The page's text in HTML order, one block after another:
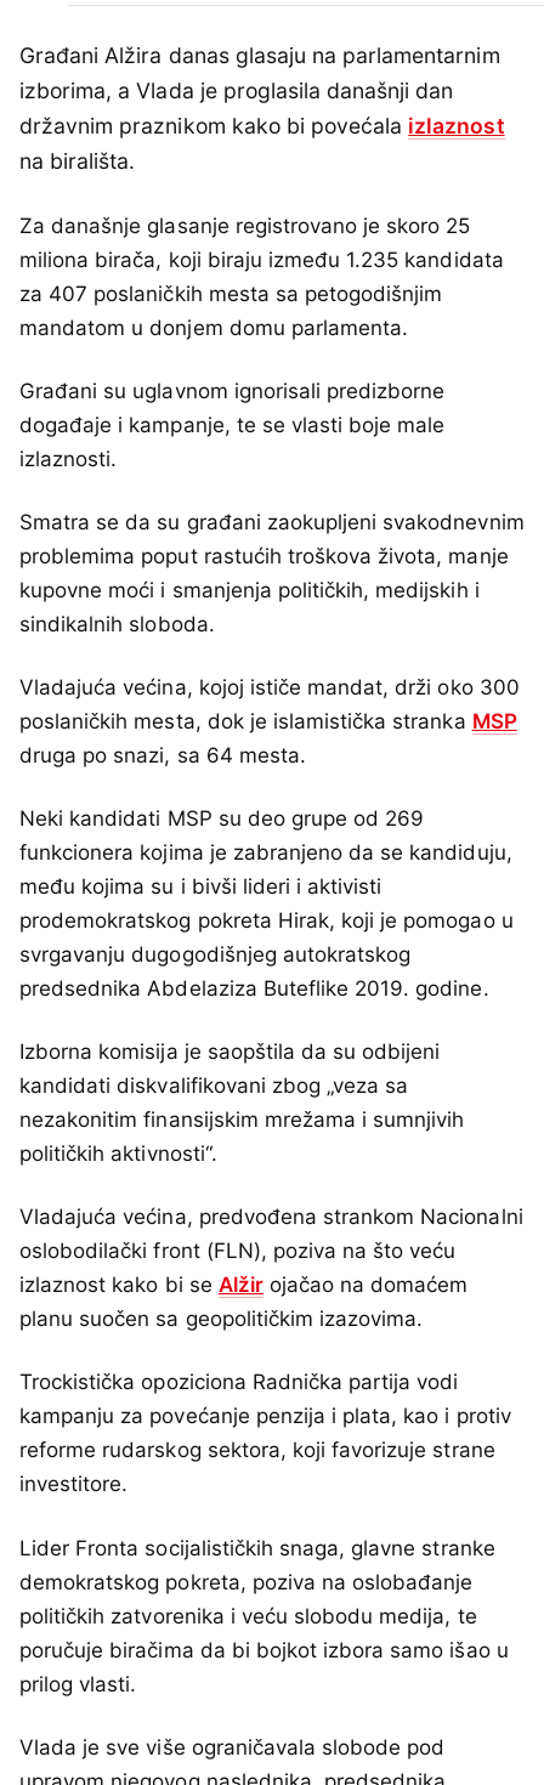
Građani Alžira danas glasaju na parlamentarnim
izborima, a Vlada je proglasila današnji dan
državnim praznikom kako bi povećala izlaznost
na birališta.
Za današnje glasanje registrovano je skoro 25
miliona birača, koji biraju između 1.235 kandidata
za 407 poslaničkih mesta sa petogodišnjim
mandatom u donjem domu parlamenta.
Građani su uglavnom ignorisali predizborne
događaje i kampanje, te se vlasti boje male
izlaznosti.
Smatra se da su građani zaokupljeni svakodnevnim
problemima poput rastućih troškova života, manje
kupovne moći i smanjenja političkih, medijskih i
sindikalnih sloboda.
Vladajuća većina, kojoj ističe mandat, drži oko 300
poslaničkih mesta, dok je islamistička stranka MSP
druga po snazi, sa 64 mesta.
Neki kandidati MSP su deo grupe od 269
funkcionera kojima je zabranjeno da se kandiduju,
među kojima su i bivši lideri i aktivisti
prodemokratskog pokreta Hirak, koji je pomogao u
svrgavanju dugogodišnjeg autokratskog
predsednika Abdelaziza Buteflike 2019. godine.
Izborna komisija je saopštila da su odbijeni
kandidati diskvalifikovani zbog „veza sa
nezakonitim finansijskim mrežama i sumnjivih
političkih aktivnosti“.
Vladajuća većina, predvođena strankom Nacionalni
oslobodilački front (FLN), poziva na što veću
izlaznost kako bi se Alžirojačao na domaćem
planu suočen sa geopolitičkim izazovima.
Trockistička opoziciona Radnička partija vodi
kampanju za povećanje penzija i plata, kao i protiv
reforme rudarskog sektora, koji favorizuje strane
investitore.
Lider Fronta socijalističkih snaga, glavne stranke
demokratskog pokreta, poziva na oslobađanje
političkih zatvorenika i veću slobodu medija, te
poručuje biračima da bi bojkot izbora samo išao u
prilog vlasti.
Vlada je sve više ograničavala slobode pod